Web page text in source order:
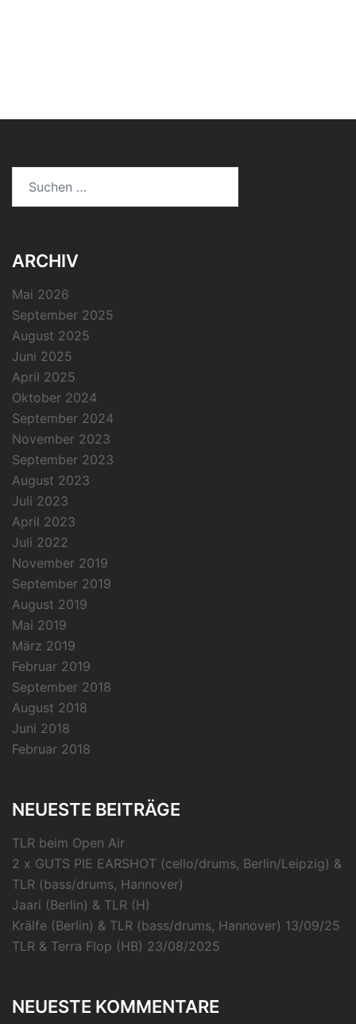
ARCHIV
Mai 2026
September 2025
August 2025
Juni 2025
April 2025
Oktober 2024
September 2024
November 2023
September 2023
August 2023
Juli 2023
April 2023
Juli 2022
November 2019
September 2019
August 2019
Mai 2019
März 2019
Februar 2019
September 2018
August 2018
Juni 2018
Februar 2018
NEUESTE BEITRÄGE
TLR beim Open Air
2 x GUTS PIE EARSHOT (cello/drums, Berlin/Leipzig) &
TLR (bass/drums, Hannover)
Jaari (Berlin) & TLR (H)
Krälfe (Berlin) & TLR (bass/drums, Hannover) 13/09/25
TLR & Terra Flop (HB) 23/08/2025
NEUESTE KOMMENTARE